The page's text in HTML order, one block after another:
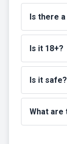
Is there
Is it 18+?
Is it safe?
What are